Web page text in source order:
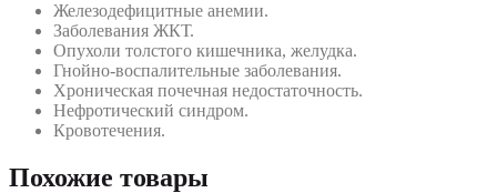
Железодефицитные анемии.
Заболевания ЖКТ.
Опухоли толстого кишечника, желудка.
Гнойно-воспалительные заболевания.
Хроническая почечная недостаточность.
Нефротический синдром.
Кровотечения.
Похожие товары